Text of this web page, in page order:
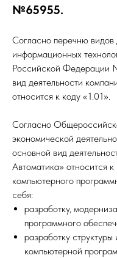
№65955.
Согласно перечню видов
информационных
Российской Федерации
вид деятельности
относится к коду «1.01».
Согласно
экономической
основной вид
Автоматика» относится
компьютерного
себя:
разработку,
программного
разработку
компьютерной